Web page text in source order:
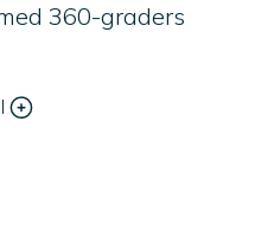
360-graders